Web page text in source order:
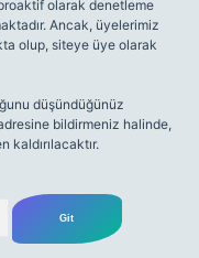
olarak denetleme
Ancak, üyelerimiz
olup, siteye üye olarak
düşündüğünüz
bildirmeniz halinde,